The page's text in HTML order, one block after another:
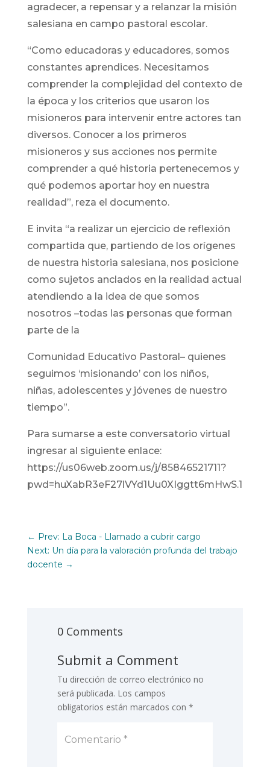
agradecer, a repensar y a relanzar la misión
salesiana en campo pastoral escolar.
“Como educadoras y educadores, somos
constantes aprendices. Necesitamos
comprender la complejidad del contexto de
la época y los criterios que usaron los
misioneros para intervenir entre actores tan
diversos. Conocer a los primeros
misioneros y sus acciones nos permite
comprender a qué historia pertenecemos y
qué podemos aportar hoy en nuestra
realidad”, reza el documento.
E invita “a realizar un ejercicio de reflexión
compartida que, partiendo de los orígenes
de nuestra historia salesiana, nos posicione
como sujetos anclados en la realidad actual
atendiendo a la idea de que somos
nosotros –todas las personas que forman
parte de la
Comunidad Educativo Pastoral– quienes
seguimos ‘misionando’ con los niños,
niñas, adolescentes y jóvenes de nuestro
tiempo”.
Para sumarse a este conversatorio virtual
ingresar al siguiente enlace:
https://us06web.zoom.us/j/85846521711?
pwd=huXabR3eF27lVYd1Uu0XIggtt6mHwS.1
← Prev: La Boca - Llamado a cubrir cargo
Next: Un día para la valoración profunda del trabajo
docente →
0 Comments
Submit a Comment
Tu dirección de correo electrónico no
será publicada. Los campos
obligatorios están marcados con *